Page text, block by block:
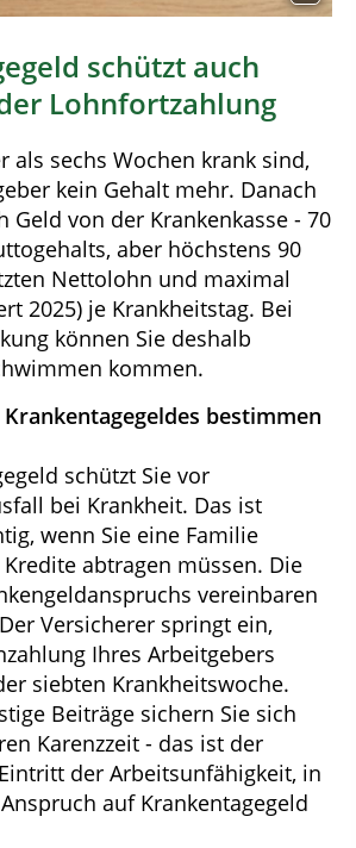
schützt auch
Lohnfortzahlung
als sechs Wochen krank sind,
kein Gehalt mehr. Danach
Geld von der Krankenkasse - 70
aber höchstens 90
Nettolohn und maximal
2025) je Krankheitstag. Bei
können Sie deshalb
kommen.
bestimmen
schützt Sie vor
bei Krankheit. Das ist
wenn Sie eine Familie
abtragen müssen. Die
vereinbaren
Versicherer springt ein,
Ihres Arbeitgebers
siebten Krankheitswoche.
Beiträge sichern Sie sich
Karenzzeit - das ist der
der Arbeitsunfähigkeit, in
auf Krankentagegeld